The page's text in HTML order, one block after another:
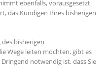
ebenfalls, vorausgesetzt
das Kündigen Ihres bisherigen
bisherigen
Wege leiten möchten, gibt es
notwendig ist, dass Sie